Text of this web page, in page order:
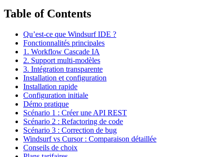
Table of Contents
Qu’est-ce que Windsurf IDE ?
Fonctionnalités principales
1. Workflow Cascade IA
2. Support multi-modèles
3. Intégration transparente
Installation et configuration
Installation rapide
Configuration initiale
Démo pratique
Scénario 1 : Créer une API REST
Scénario 2 : Refactoring de code
Scénario 3 : Correction de bug
Windsurf vs Cursor : Comparaison détaillée
Conseils de choix